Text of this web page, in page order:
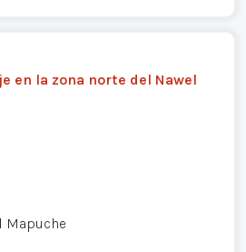
en la zona norte del Nawel
Mapuche